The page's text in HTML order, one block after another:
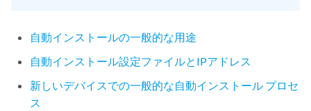
自動インストールの一般的な用途
自動インストール設定ファイルとIPアドレス
新しいデバイスでの一般的な自動インストール プロセ
ス